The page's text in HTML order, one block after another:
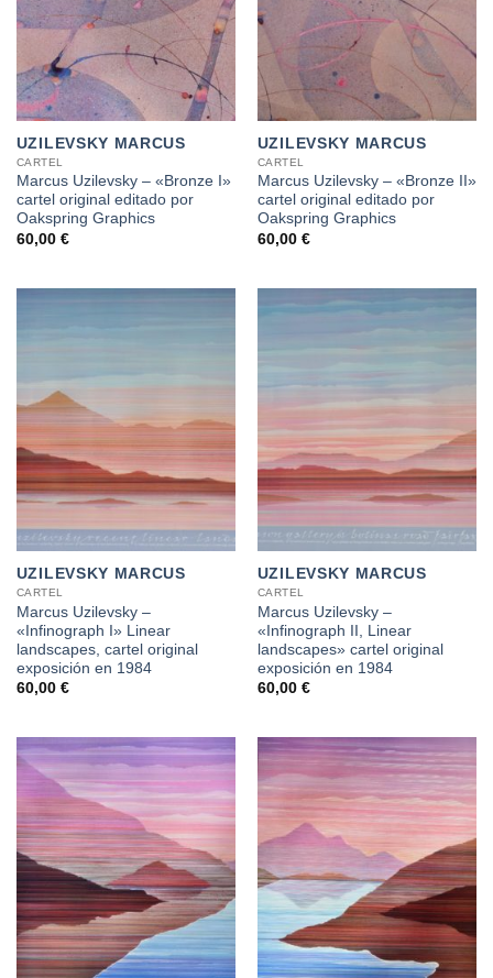
UZILEVSKY MARCUS
CARTEL
Marcus Uzilevsky – «Bronze I»
cartel original editado por
Oakspring Graphics
60,00 €
UZILEVSKY MARCUS
CARTEL
Marcus Uzilevsky – «Bronze II»
cartel original editado por
Oakspring Graphics
60,00 €
UZILEVSKY MARCUS
CARTEL
Marcus Uzilevsky –
«Infinograph I» Linear
landscapes, cartel original
exposición en 1984
60,00 €
UZILEVSKY MARCUS
CARTEL
Marcus Uzilevsky –
«Infinograph II, Linear
landscapes» cartel original
exposición en 1984
60,00 €